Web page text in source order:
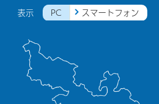
表示 PC スマートフォン